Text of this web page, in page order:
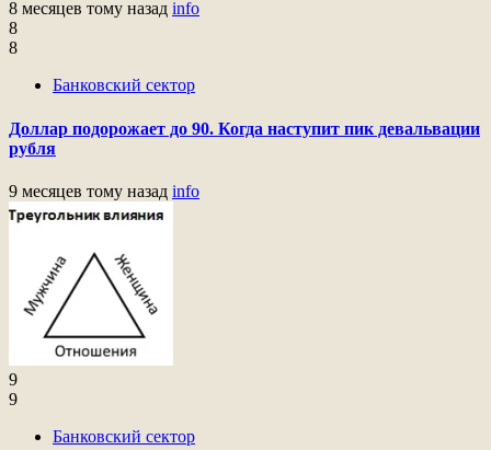
8 месяцев тому назад info
8
8
Банковский сектор
Доллар подорожает до 90. Когда наступит пик девальвации
рубля
9 месяцев тому назад info
9
9
Банковский сектор